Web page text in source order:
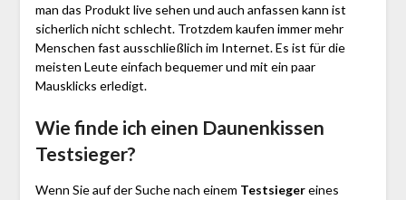
man das Produkt live sehen und auch anfassen kann ist
sicherlich nicht schlecht. Trotzdem kaufen immer mehr
Menschen fast ausschließlich im Internet. Es ist für die
meisten Leute einfach bequemer und mit ein paar
Mausklicks erledigt.
Wie finde ich einen Daunenkissen
Testsieger?
Wenn Sie auf der Suche nach einem Testsiegereines